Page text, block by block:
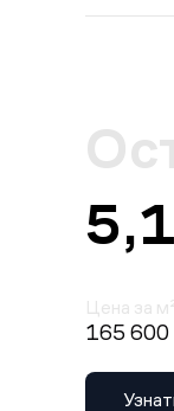
Цена за
165 600